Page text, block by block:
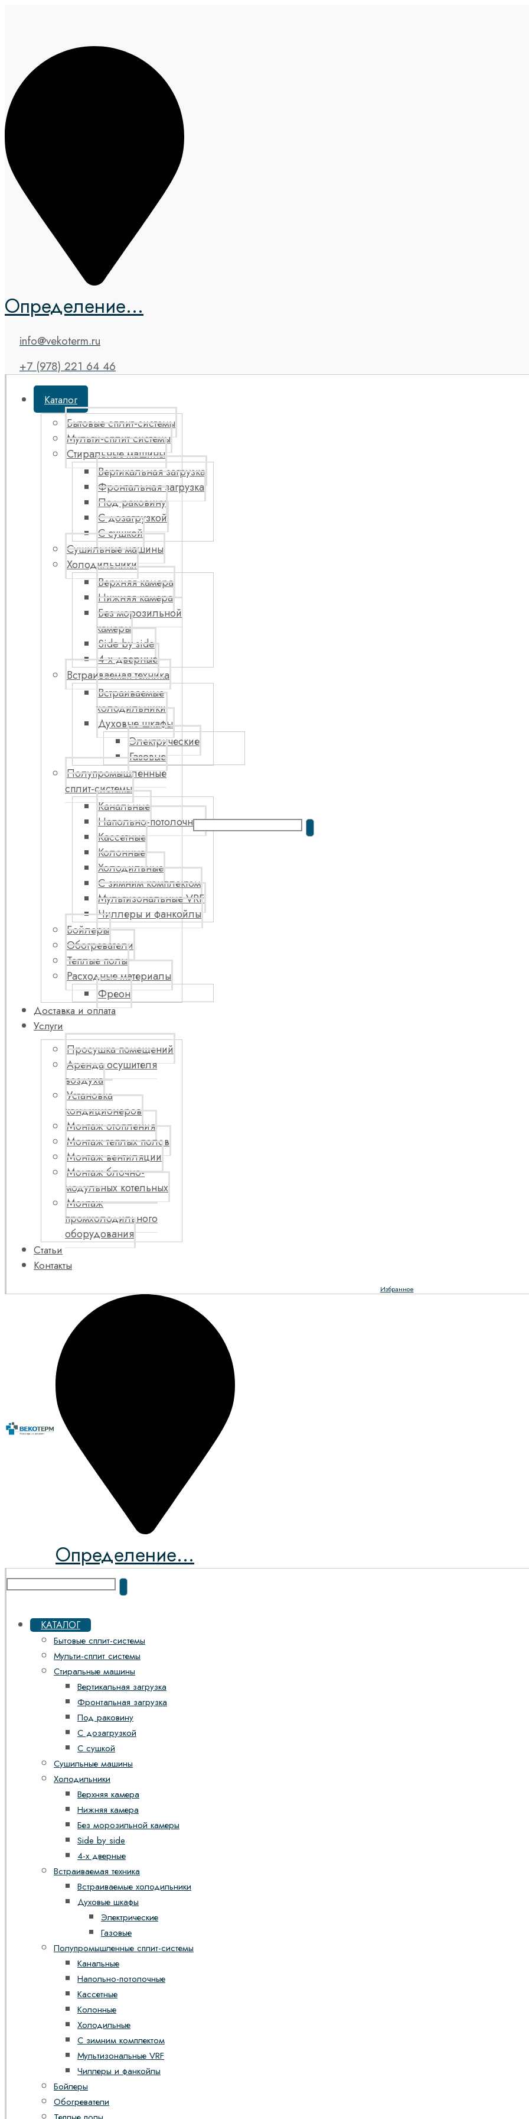
Определение...
info@vekoterm.ru
+7 (978) 221 64 46
Каталог
Бытовые сплит-системы
Мульти-сплит системы
Стиральные машины
Вертикальная загрузка
Фронтальная загрузка
Под раковину
С дозагрузкой
С сушкой
Сушильные машины
Холодильники
Верхняя камера
Нижняя камера
Без морозильной
камеры
Side by side
4-х дверные
Встраиваемая техника
Встраиваемые
холодильники
Духовые шкафы
Электрические
Газовые
Полупромышленные
сплит-системы
Канальные
Напольно-потолочные
Кассетные
Колонные
Холодильные
С зимним комплектом
Мультизональные VRF
Чиллеры и фанкойлы
Бойлеры
Обогреватели
Теплые полы
Расходные материалы
Фреон
Доставка и оплата
Услуги
Просушка помещений
Аренда осушителя
воздуха
Установка
кондиционеров
Монтаж отопления
Монтаж теплых полов
Монтаж вентиляции
Монтаж блочно-
модульных котельных
Монтаж
промхолодильного
оборудования
Статьи
Контакты
Избранное
Определение...
КАТАЛОГ
Бытовые сплит-системы
Мульти-сплит системы
Стиральные машины
Вертикальная загрузка
Фронтальная загрузка
Под раковину
С дозагрузкой
С сушкой
Сушильные машины
Холодильники
Верхняя камера
Нижняя камера
Без морозильной камеры
Side by side
4-х дверные
Встраиваемая техника
Встраиваемые холодильники
Духовые шкафы
Электрические
Газовые
Полупромышленные сплит-системы
Канальные
Напольно-потолочные
Кассетные
Колонные
Холодильные
С зимним комплектом
Мультизональные VRF
Чиллеры и фанкойлы
Бойлеры
Обогреватели